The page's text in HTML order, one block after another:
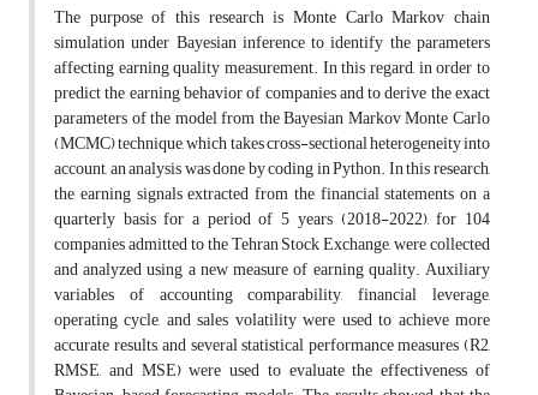
The purpose of this research is Monte Carlo Markov chain
simulation under Bayesian inference to identify the parameters
affecting earning quality measurement. In this regard, in order to
predict the earning behavior of companies and to derive the exact
parameters of the model from the Bayesian Markov Monte Carlo
(MCMC) technique, which takes cross-sectional heterogeneity into
account, an analysis was done by coding in Python. In this research,
the earning signals extracted from the financial statements on a
quarterly basis for a period of 5 years (2018-2022), for 104
companies admitted to the Tehran Stock Exchange, were collected
and analyzed using a new measure of earning quality. Auxiliary
variables of accounting comparability, financial leverage,
operating cycle, and sales volatility were used to achieve more
accurate results, and several statistical performance measures (R2,
RMSE, and MSE) were used to evaluate the effectiveness of